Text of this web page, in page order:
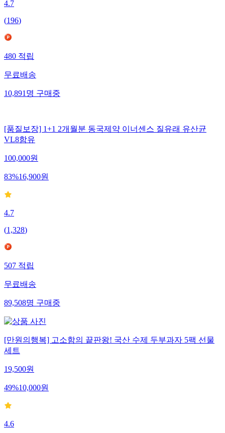
4.7
(196)
480적립
무료배송
10,891명구매중
[품질보장] 1+1 2개월분 동국제약 이너센스 질유래 유산균
VL8함유
100,000원
83%16,900원
4.7
(1,328)
507적립
무료배송
89,508명구매중
[만원의행복] 고소함의 끝판왕! 국산 수제 두부과자 5팩 선물
세트
19,500원
49%10,000원
4.6